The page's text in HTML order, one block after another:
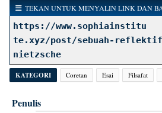
TEKAN UNTUK MENYALIN LINK DAN
https://www.sophiainstitu
te.xyz/post/sebuah-
nietzsche
KATEGORI Coretan Esai Filsafat
Penulis